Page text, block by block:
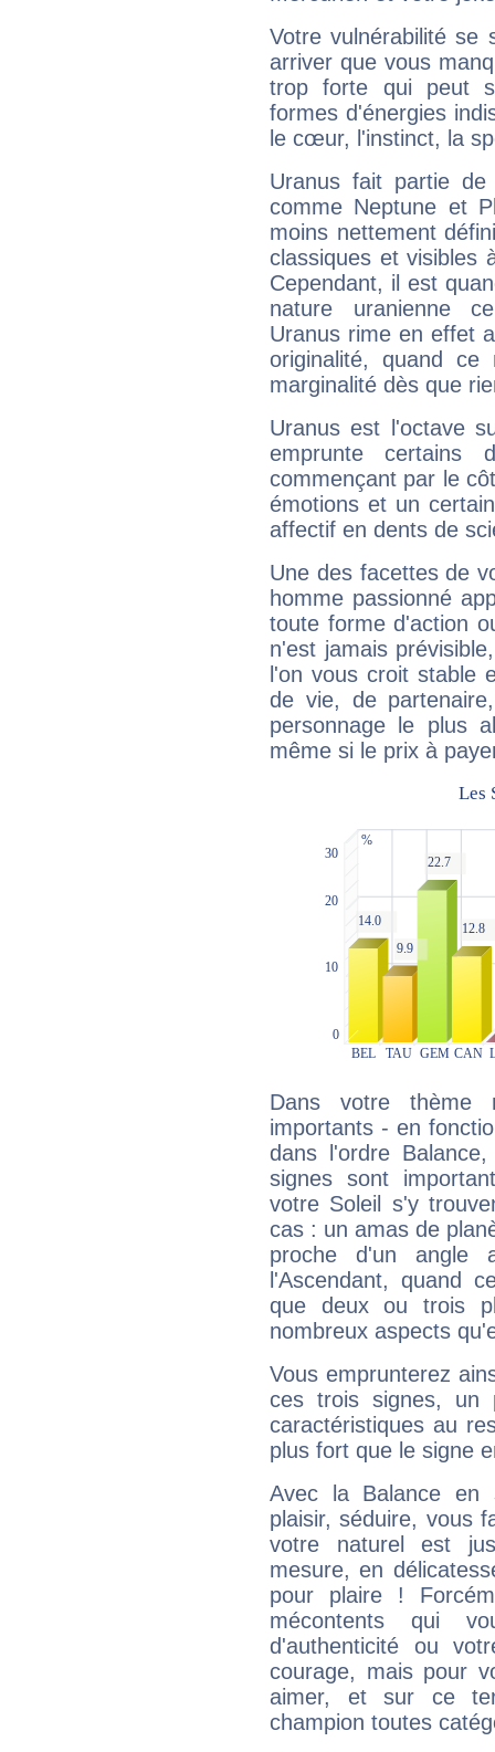
Votre vulnérabilité se
arriver que vous
trop forte qui peut
formes d'énergies
le cœur, l'instinct, la
Uranus fait partie
comme Neptune et
moins nettement
classiques et visibles
Cependant, il est
nature uranienne
Uranus rime en effet
originalité, quand ce
marginalité dès que
Uranus est l'octave
emprunte
commençant par le
émotions et un
affectif en dents de
Une des facettes de
homme passionné
toute forme d'action
n'est jamais
l'on vous croit stable
de vie, de
personnage le plus
même si le prix à
Dans votre thème
importants - en
dans l'ordre
signes sont
votre Soleil s'y
cas : un amas de
proche d'un
l'Ascendant, quand
que deux ou trois
nombreux aspects
Vous emprunterez
ces trois signes, un
caractéristiques au
plus fort que le signe
Avec la Balance en
plaisir, séduire, vous
votre naturel est
mesure, en
pour plaire !
mécontents qui
d'authenticité ou
courage, mais pour
aimer, et sur ce
champion toutes